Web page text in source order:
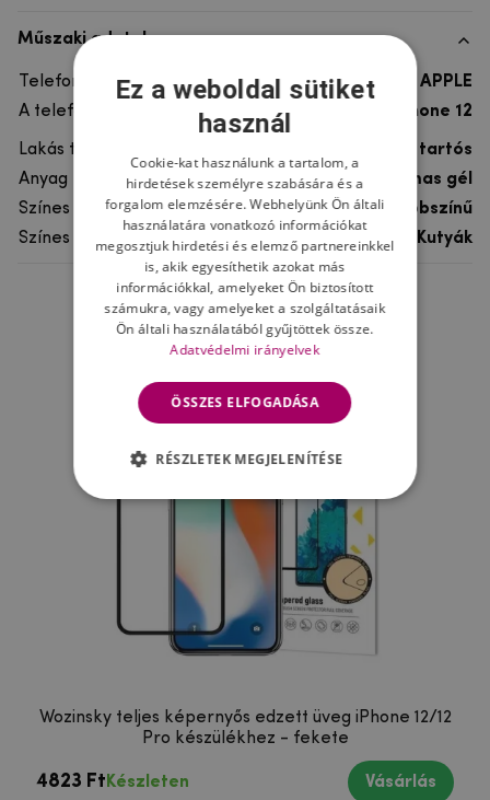
Műszaki adatok
Telefon márka
APPLE
A telefonmodellhez
iPhone 12
Lakás típusa
Gél, Ultra tartós
Anyag
rugalmas gél
Színes
többszínű
Színes motívum
Kutyák
Ne felejtsd el
Wozinsky teljes képernyős edzett üveg iPhone 12/12
Pro készülékhez - fekete
4823 Ft Készleten Vásárlás
Ez a weboldal sütiket
használ
Cookie-kat használunk a tartalom, a
hirdetések személyre szabására és a
forgalom elemzésére. Webhelyünk Ön általi
használatára vonatkozó információkat
megosztjuk hirdetési és elemző partnereinkkel
is, akik egyesíthetik azokat más
információkkal, amelyeket Ön biztosított
számukra, vagy amelyeket a szolgáltatásaik
Ön általi használatából gyűjtöttek össze.
Adatvédelmi irányelvek
ÖSSZES ELFOGADÁSA
RÉSZLETEK MEGJELENÍTÉSE